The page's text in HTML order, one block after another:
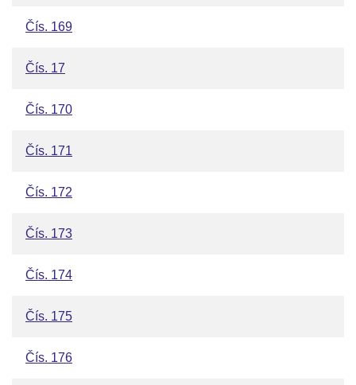
Čís. 169
Čís. 17
Čís. 170
Čís. 171
Čís. 172
Čís. 173
Čís. 174
Čís. 175
Čís. 176